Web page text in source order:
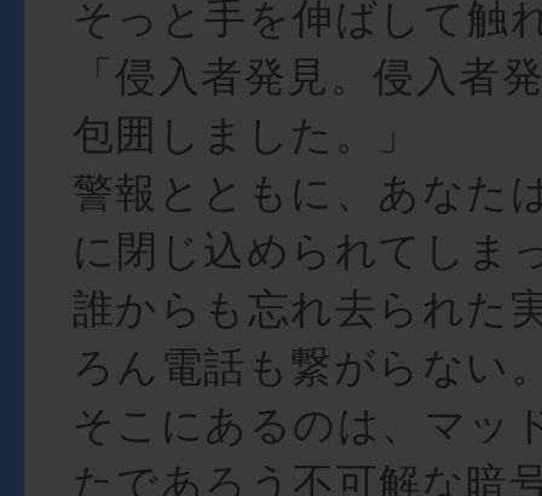
そっと手を伸ばして触
「侵入者発見。侵入者
包囲しました。」
警報とともに、あなた
に閉じ込められてしま
誰からも忘れ去られた
ろん電話も繋がらない
そこにあるのは、マッ
たであろう不可解な暗